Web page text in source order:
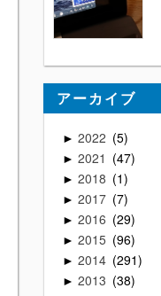
アーカイブ
►2022 5
►2021 47
►2018 1
►2017 7
►2016 29
►2015 96
►2014 291
►2013 38